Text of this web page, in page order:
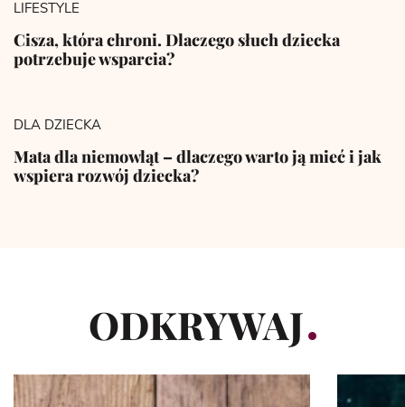
LIFESTYLE
Cisza, która chroni. Dlaczego słuch dziecka
potrzebuje wsparcia?
DLA DZIECKA
Mata dla niemowląt – dlaczego warto ją mieć i jak
wspiera rozwój dziecka?
ODKRYWAJ